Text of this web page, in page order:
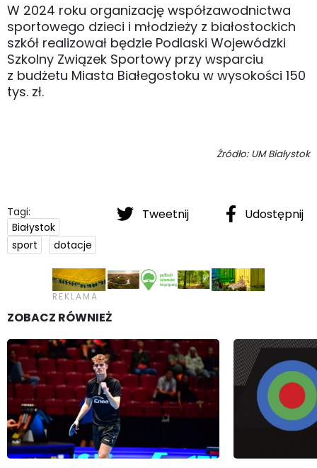
W 2024 roku organizację współzawodnictwa
sportowego dzieci i młodzieży z białostockich
szkół realizował będzie Podlaski Wojewódzki
Szkolny Związek Sportowy przy wsparciu
z budżetu Miasta Białegostoku w wysokości 150
tys. zł.
Źródło: UM Białystok
Tweetnij Udostępnij
Tagi:
Białystok
sport
dotacje
ZOBACZ RÓWNIEŻ